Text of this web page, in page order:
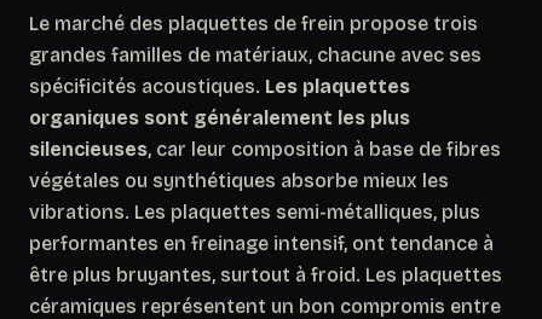
Le marché des plaquettes de frein propose trois
grandes familles de matériaux, chacune avec ses
spécificités acoustiques. Les plaquettes
organiques sont généralement les plus
silencieuses, car leur composition à base de fibres
végétales ou synthétiques absorbe mieux les
vibrations. Les plaquettes semi-métalliques, plus
performantes en freinage intensif, ont tendance à
être plus bruyantes, surtout à froid. Les plaquettes
céramiques représentent un bon compromis entre